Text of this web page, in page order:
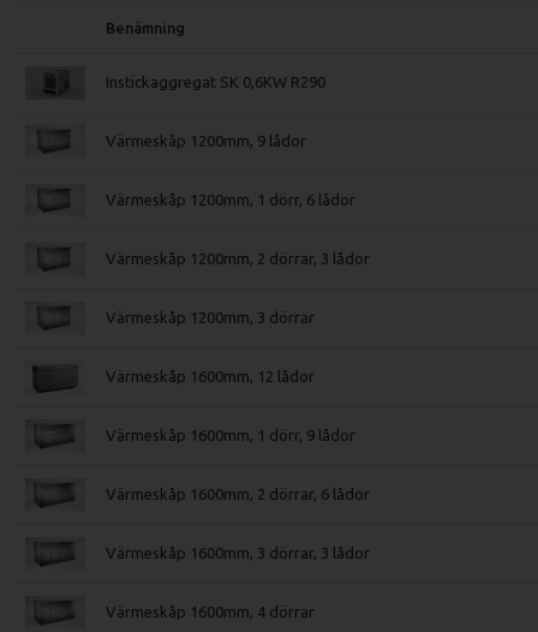
Benämning
Instickaggregat SK 0,6KW R290
Värmeskåp 1200mm, 9 lådor
Värmeskåp 1200mm, 1 dörr, 6 lådor
Värmeskåp 1200mm, 2 dörrar, 3 lådor
Värmeskåp 1200mm, 3 dörrar
Värmeskåp 1600mm, 12 lådor
Värmeskåp 1600mm, 1 dörr, 9 lådor
Värmeskåp 1600mm, 2 dörrar, 6 lådor
Värmeskåp 1600mm, 3 dörrar, 3 lådor
Värmeskåp 1600mm, 4 dörrar